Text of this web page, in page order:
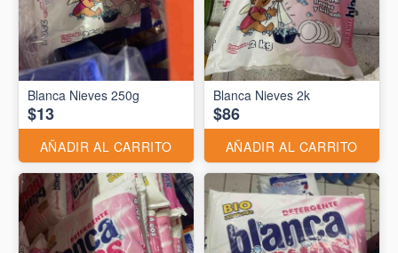
Blanca Nieves 250g
$13
AÑADIR AL CARRITO
Blanca Nieves 2k
$86
AÑADIR AL CARRITO